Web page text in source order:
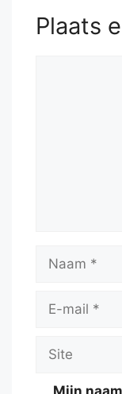
Plaats
Naam
Site
Mijn